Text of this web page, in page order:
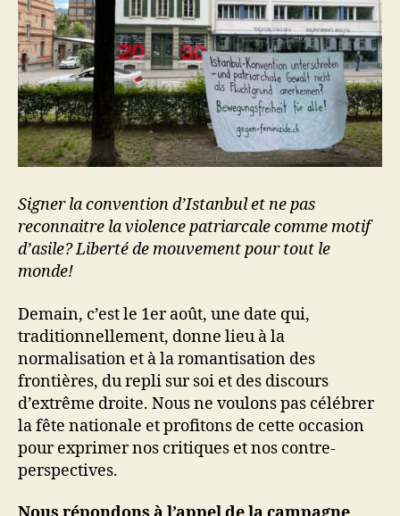
Signer la convention d’Istanbul et ne pas
reconnaitre la violence patriarcale comme motif
d’asile? Liberté de mouvement pour tout le
monde!
Demain, c’est le 1er août, une date qui,
traditionnellement, donne lieu à la
normalisation et à la romantisation des
frontières, du repli sur soi et des discours
d’extrême droite. Nous ne voulons pas célébrer
la fête nationale et profitons de cette occasion
pour exprimer nos critiques et nos contre-
perspectives.